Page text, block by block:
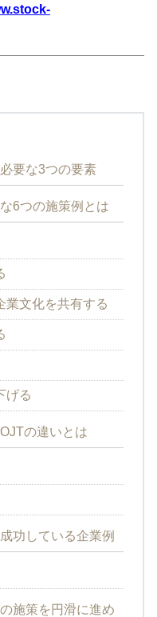
要な3つの要素
6つの施策例とは
業文化を共有する
げる
の違いとは
功している企業例
施策を円滑に進め